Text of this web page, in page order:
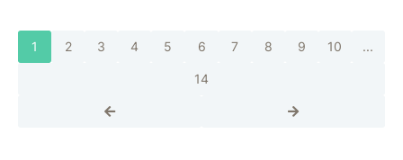
1 2 3 4 5 6 7 8 9 10 ...
14